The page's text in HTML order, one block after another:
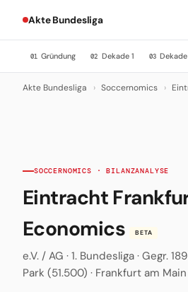
Akte Bundesliga
01 Gründung 02 Dekade 1 03
Akte Bundesliga › Soccernomics ›
SOCCERNOMICS · BILANZANALYSE
Eintracht
Economics
BETA
e.V. / AG · 1. Bundesliga · Gegr.
Park (51.500) · Frankfurt am Main